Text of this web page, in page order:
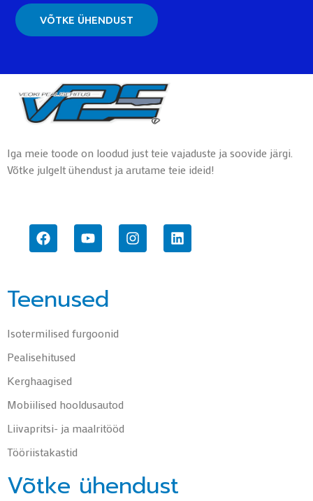
VÕTKE ÜHENDUST
Iga meie toode on loodud just teie vajaduste ja soovide järgi.
Võtke julgelt ühendust ja arutame teie ideid!
Teenused
Isotermilised furgoonid
Pealisehitused
Kerghaagised
Mobiilised hooldusautod
Liivapritsi- ja maalritööd
Tööriistakastid
Võtke ühendust